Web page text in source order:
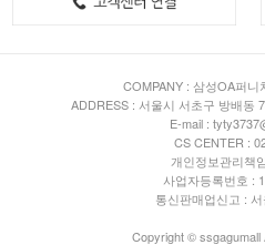
COMPANY : 삼성OA퍼
ADDRESS : 서울시 서초구 방배동
E-mail :
CS CENTER :
개인정보관리책
사업자등록번호 :
통신판매업신고 :
Copyright © ssgagumall